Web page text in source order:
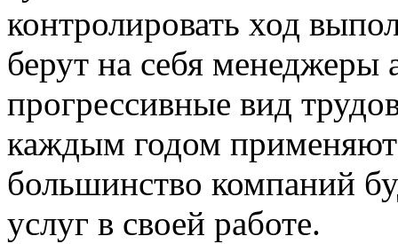
контролировать ход
берут на себя менеджеры
прогрессивные вид
каждым годом
большинство компаний
услуг в своей работе.